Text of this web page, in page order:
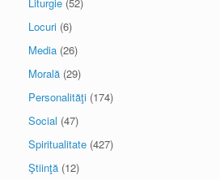
Locuri (6)
Media (26)
Morală (29)
Personalităţi (174)
Social (47)
Spiritualitate (427)
Ştiinţă (12)